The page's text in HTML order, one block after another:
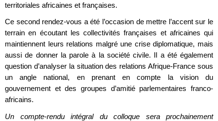
territoriales africaines et françaises.
Ce second rendez-vous a été l’occasion de mettre l’accent sur le
terrain en écoutant les collectivités françaises et africaines qui
maintiennent leurs relations malgré une crise diplomatique, mais
aussi de donner la parole à la société civile. Il a été également
question d’analyser la situation des relations Afrique-France sous
un angle national, en prenant en compte la vision du
gouvernement et des groupes d’amitié parlementaires franco-
africains.
Un compte-rendu intégral du colloque sera prochainement